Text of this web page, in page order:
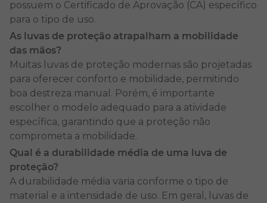
Na categoria deluvasdo Shopping da Segurança,
oferecemos produtos projetados para atender a
diferentes tipos de atividade e níveis de risco. Os
modelos disponíveis combinam tecnologia,
resistência, flexibilidade e conforto para
complementar osEPIs .
Todas as luvasestão em conformidade com as
normas de segurança, proporcionando soluções
específicas para variados ambientes de trabalho.
Com materiais de alta qualidade e duráveis, é
possível usá-las com tranquilidade e eficiência.
Variedade de luvas para o
possuem o Certificado de Aprovação (CA) específico
para o tipo de uso.
As luvas de proteção atrapalham a mobilidade
das mãos?
Muitas luvas de proteção modernas são projetadas
para oferecer conforto e mobilidade, permitindo
boa destreza manual. Porém, é importante
escolher o modelo adequado para a atividade
específica, garantindo que a proteção não
comprometa a mobilidade.
Qual é a durabilidade média de uma luva de
proteção?
A durabilidade média varia conforme o tipo de
material e a intensidade de uso. Em geral, luvas de